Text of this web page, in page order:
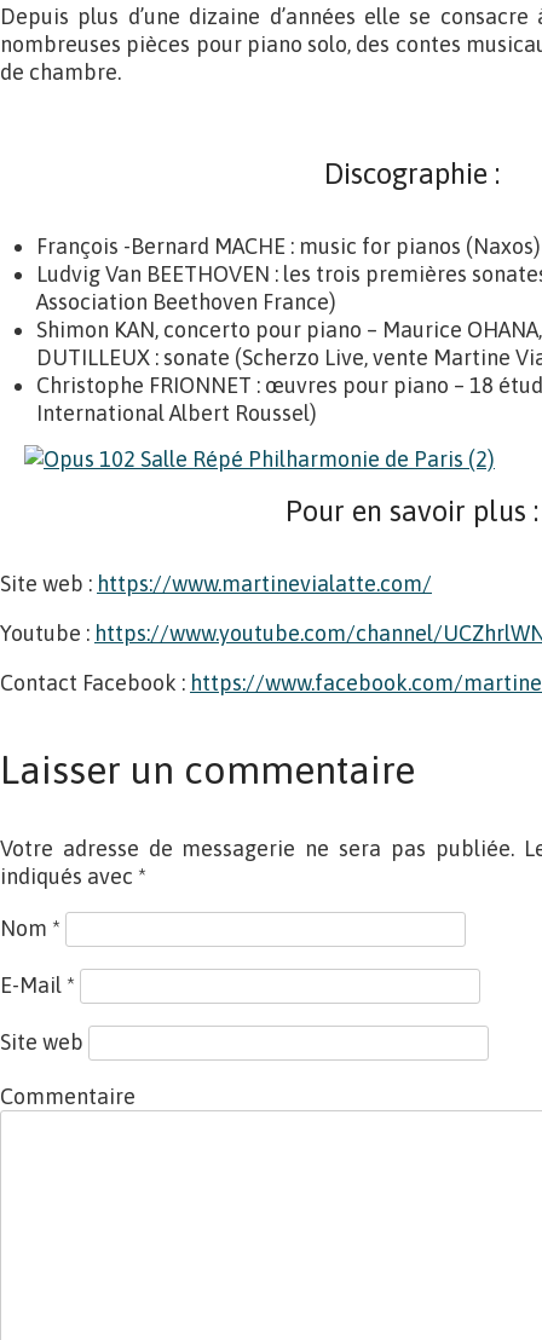
Depuis plus d’une dizaine d’années elle se
nombreuses pièces pour piano solo, des contes
de chambre.
Discographie :
François -Bernard MACHE : music for pianos (Naxos)
Ludvig Van BEETHOVEN : les trois premières
Association Beethoven France)
Shimon KAN, concerto pour piano – Maurice
DUTILLEUX : sonate (Scherzo Live, vente Martine
Christophe FRIONNET : œuvres pour piano – 18
International Albert Roussel)
Pour en savoir plus :
Site web : https://www.martinevialatte.com/
Youtube : https://www.youtube.com/channel/
Contact Facebook : https://www.facebook.com/
Laisser un commentaire
Votre adresse de messagerie ne sera pas publiée.
indiqués avec *
Nom *
E-Mail *
Site web
Commentaire